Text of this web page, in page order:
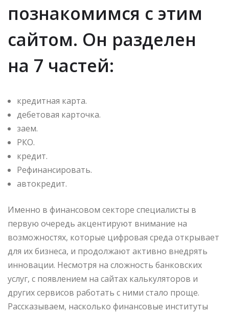
познакомимся с этим
сайтом. Он разделен
на 7 частей:
кредитная карта.
дебетовая карточка.
заем.
РКО.
кредит.
Рефинансировать.
автокредит.
Именно в финансовом секторе специалисты в
первую очередь акцентируют внимание на
возможностях, которые цифровая среда открывает
для их бизнеса, и продолжают активно внедрять
инновации. Несмотря на сложность банковских
услуг, с появлением на сайтах калькуляторов и
других сервисов работать с ними стало проще.
Рассказываем, насколько финансовые институты